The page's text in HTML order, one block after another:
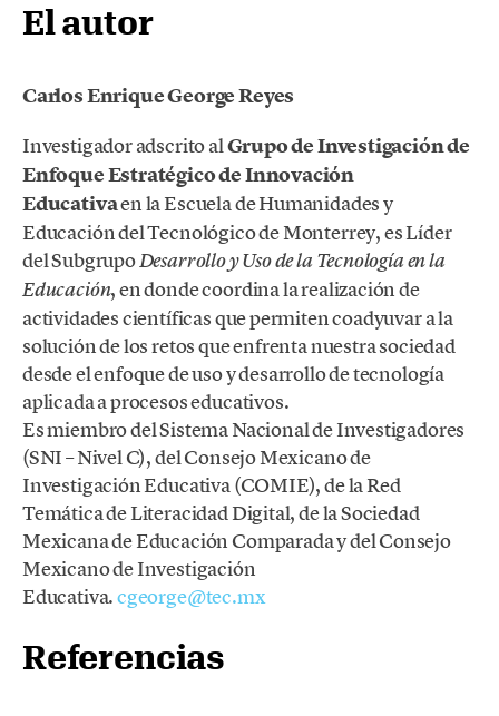
El autor
Carlos Enrique George Reyes
Investigador adscrito alGrupo de Investigación de
Enfoque Estratégico de Innovación
Educativaen la Escuela de Humanidades y
Educación del Tecnológico de Monterrey, es Líder
del SubgrupoDesarrollo y Uso de la Tecnología en la
Educación, en donde coordina la realización de
actividades científicas que permiten coadyuvar a la
solución de los retos que enfrenta nuestra sociedad
desde el enfoque de uso y desarrollo de tecnología
aplicada a procesos educativos.
Es miembro del Sistema Nacional de Investigadores
(SNI – Nivel C), del Consejo Mexicano de
Investigación Educativa (COMIE), de la Red
Temática de Literacidad Digital, de la Sociedad
Mexicana de Educación Comparada y del Consejo
Mexicano de Investigación
Educativa.cgeorge@tec.mx
Referencias